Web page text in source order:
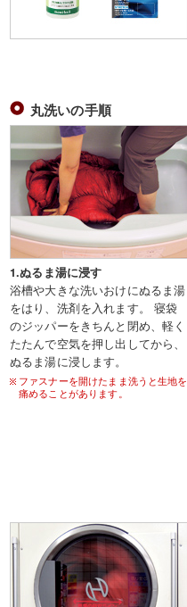
丸洗いの手順
1.ぬるま湯に浸す
浴槽や大きな洗いおけにぬるま湯
をはり、洗剤を入れます。 寝袋
のジッパーをきちんと閉め、軽く
たたんで空気を押し出してから、
ぬるま湯に浸します。
ファスナーを開けたまま洗うと生地を
痛めることがあります。